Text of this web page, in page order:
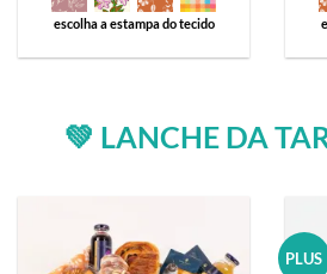
escolha a estampa do tecido
💚 LANCHE DA
PLUS